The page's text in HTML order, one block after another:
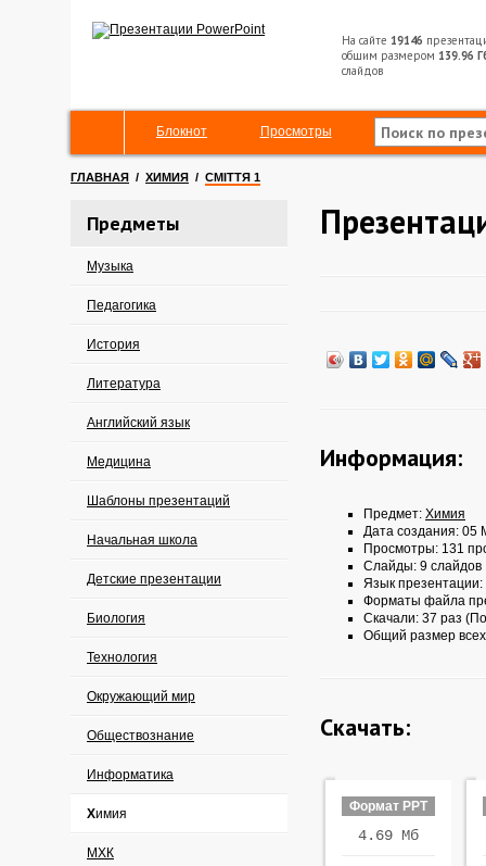
На сайте 19146
общим размером 139.96
слайдов
Блокнот Просмотры
ГЛАВНАЯ / ХИМИЯ / СМІТТЯ 1
Предметы
Музыка
Педагогика
История
Литература
Английский язык
Медицина
Шаблоны презентаций
Начальная школа
Детские презентации
Биология
Технология
Окружающий мир
Обществознание
Информатика
Химия
МХК
Информация:
Предмет: Химия
Дата создания: 05
Просмотры: 131
Слайды: 9 слайдов
Язык презентации:
Форматы файла
Скачали: 37 раз
Общий размер
Скачать:
Формат PPT
4.69 Мб